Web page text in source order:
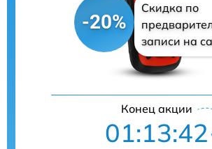
-20%
Скидка по
записи на
Конец акции
01:13:41